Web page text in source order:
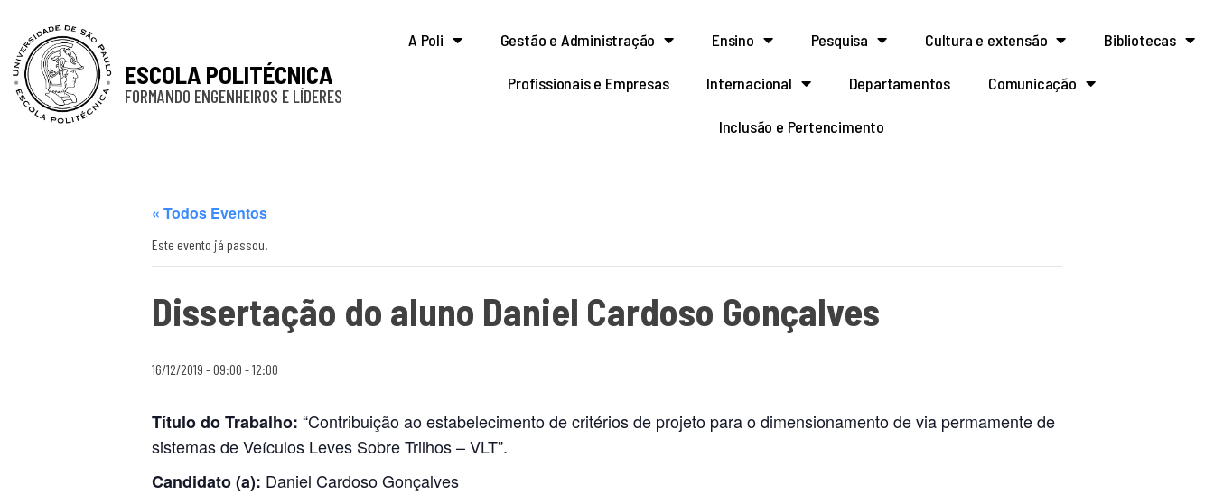
ESCOLA POLITÉCNICA
FORMANDO ENGENHEIROS E LÍDERES
A Poli Gestão e Administração Ensino Pesquisa Cultura e extensão Bibliotecas
Profissionais e Empresas Internacional Departamentos Comunicação
Inclusão e Pertencimento
« Todos Eventos
Este evento já passou.
Dissertação do aluno Daniel Cardoso Gonçalves
16/12/2019 - 09:00 -12:00
Título do Trabalho: “Contribuição ao estabelecimento de critérios de projeto para o dimensionamento de via permamente de
sistemas de Veículos Leves Sobre Trilhos – VLT”.
Candidato (a): Daniel Cardoso Gonçalves